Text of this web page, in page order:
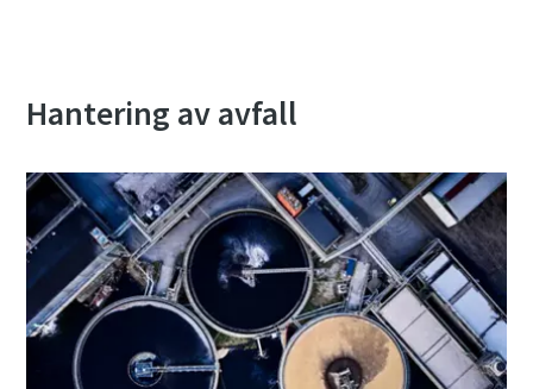
Hantering av avfall